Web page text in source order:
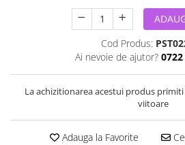
Cod Produs:
Ai nevoie de ajutor?
La achizitionarea acestui produs primiti
viitoare
Adauga la Favorite